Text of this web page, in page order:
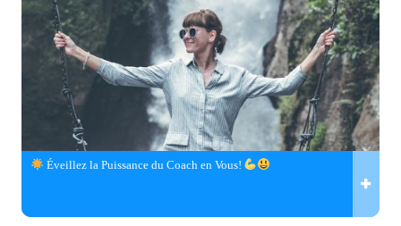
Éveillez la Puissance du Coach en Vous!